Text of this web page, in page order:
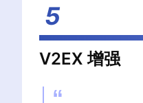
V2EX 增强